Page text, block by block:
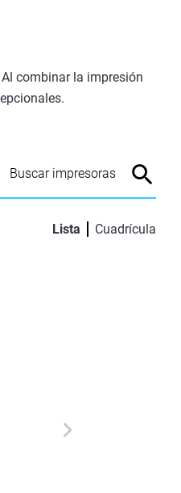
combinar la impresión
Lista Cuadrícula